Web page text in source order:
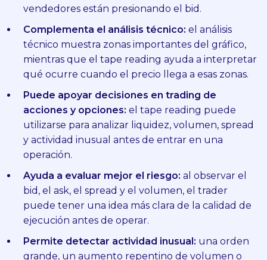
vendedores están presionando el bid.
Complementa el análisis técnico: el análisis
técnico muestra zonas importantes del gráfico,
mientras que el tape reading ayuda a interpretar
qué ocurre cuando el precio llega a esas zonas.
Puede apoyar decisiones en trading de
acciones y opciones: el tape reading puede
utilizarse para analizar liquidez, volumen, spread
y actividad inusual antes de entrar en una
operación.
Ayuda a evaluar mejor el riesgo: al observar el
bid, el ask, el spread y el volumen, el trader
puede tener una idea más clara de la calidad de
ejecución antes de operar.
Permite detectar actividad inusual: una orden
grande, un aumento repentino de volumen o